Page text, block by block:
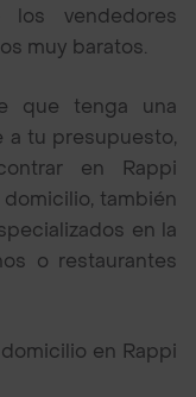
los vendedores
muy baratos.
que tenga una
a tu presupuesto,
en Rappi
también
en la
o restaurantes
en Rappi